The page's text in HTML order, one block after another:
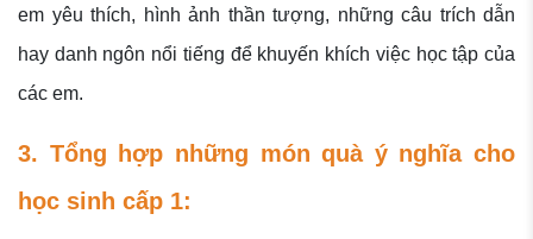
em yêu thích, hình ảnh thần tượng, những câu trích dẫn
hay danh ngôn nổi tiếng để khuyến khích việc học tập của
các em.
3. Tổng hợp những món quà ý nghĩa cho
học sinh cấp 1: